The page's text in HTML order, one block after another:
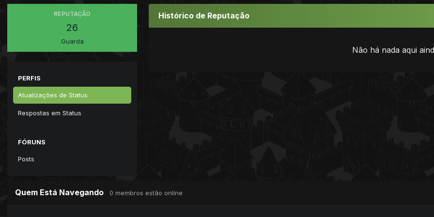
REPUTAÇÃO
26
Guarda
PERFIS
Atualizações de Status
Respostas em Status
FÓRUNS
Posts
Histórico de Reputação
Não há nada aqui
Quem Está Navegando 0 membros estão online